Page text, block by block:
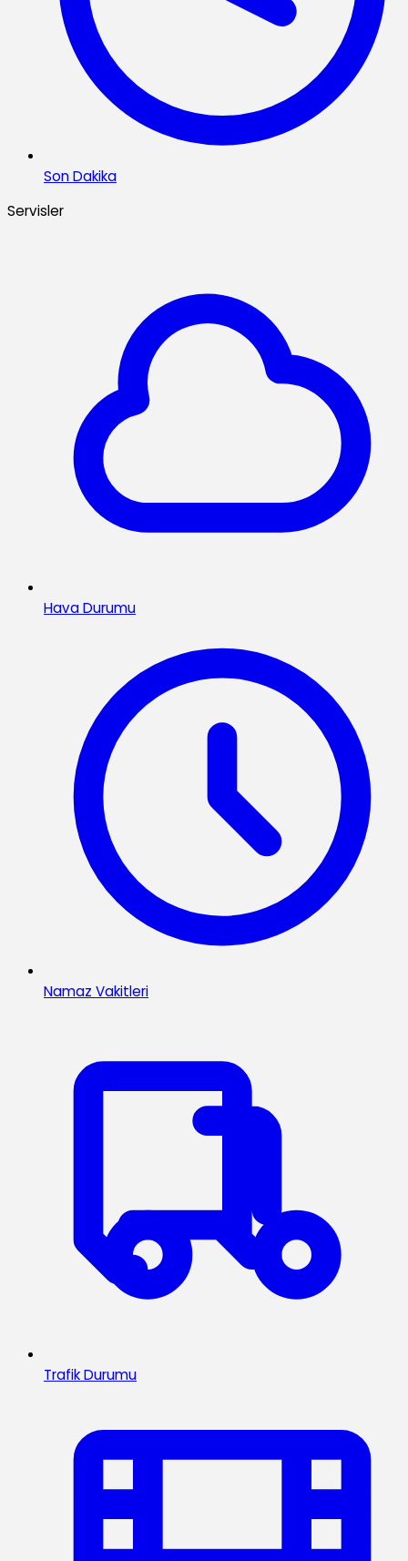
Son Dakika
Servisler
Hava Durumu
Namaz Vakitleri
Trafik Durumu